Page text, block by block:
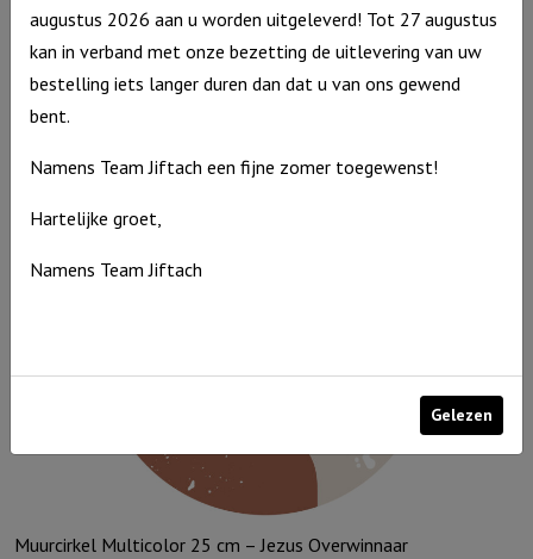
Muurcirkel Grijs 25 cm – Geliefd
9,95
Op voorraad
Muurcirkel
Muurcirkel Multicolor 25 cm – Jezus Overwinnaar
augustus 2026 aan u worden uitgeleverd! Tot 27 augustus
kan in verband met onze bezetting de uitlevering van uw
bestelling iets langer duren dan dat u van ons gewend
bent.
Namens Team Jiftach een fijne zomer toegewenst!
Hartelijke groet,
Namens Team Jiftach
Gelezen